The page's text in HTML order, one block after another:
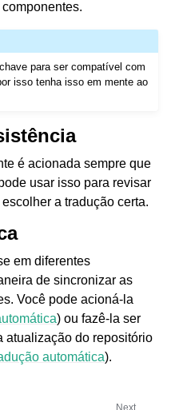
para ser compatível com
isso tenha isso em mente ao
é acionada sempre que
usar isso para revisar
a tradução certa.
em diferentes
de sincronizar as
Você pode acioná-la
) ou fazê-la ser
atualização do repositório
automática).